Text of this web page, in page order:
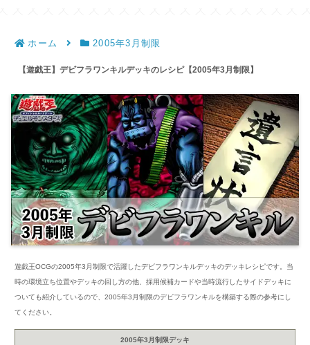
ホーム 2005年3月制限
【遊戯王】デビフラワンキルデッキのレシピ【2005年3月制限】
遊戯王OCGの2005年3月制限で活躍したデビフラワンキルデッキのデッキレシピです。当
時の環境立ち位置やデッキの回し方の他、採用候補カードや当時流行したサイドデッキに
ついても紹介しているので、2005年3月制限のデビフラワンキルを構築する際の参考にし
てください。
2005年3月制限デッキ